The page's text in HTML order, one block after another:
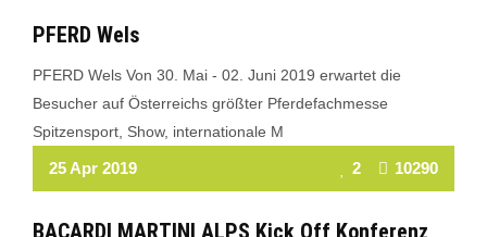
PFERD Wels
PFERD Wels Von 30. Mai - 02. Juni 2019 erwartet die
Besucher auf Österreichs größter Pferdefachmesse
Spitzensport, Show, internationale M
Read More
25 Apr 2019 2 10290
BACARDI MARTINI ALPS Kick Off Konferenz